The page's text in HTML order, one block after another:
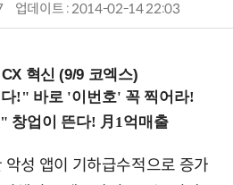
업데이트 : 2014-02-14 22:03
혁신 (9/9 코엑스)
성 앱이 기하급수적으로 증가